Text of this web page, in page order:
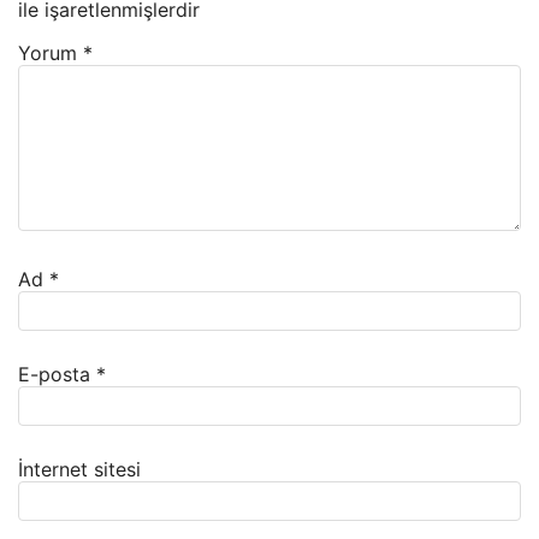
ile işaretlenmişlerdir
Yorum *
Ad *
E-posta *
İnternet sitesi